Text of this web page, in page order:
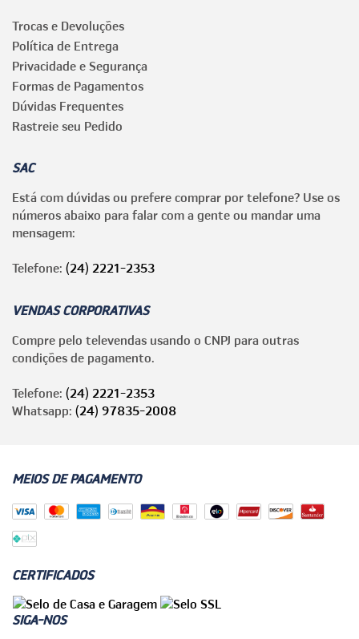
Trocas e Devoluções
Política de Entrega
Privacidade e Segurança
Formas de Pagamentos
Dúvidas Frequentes
Rastreie seu Pedido
SAC
Está com dúvidas ou prefere comprar por telefone? Use os
números abaixo para falar com a gente ou mandar uma
mensagem:
Telefone: (24) 2221-2353
VENDAS CORPORATIVAS
Compre pelo televendas usando o CNPJ para outras
condições de pagamento.
Telefone: (24) 2221-2353
Whatsapp: (24) 97835-2008
MEIOS DE PAGAMENTO
CERTIFICADOS
SIGA-NOS